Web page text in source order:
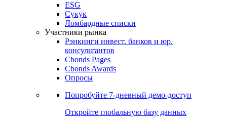
ESG
Сукук
Ломбардные списки
Участники рынка
Рэнкинги инвест. банков и юр.
консультантов
Cbonds Pages
Cbonds Awards
Опросы
Попробуйте 7-дневный демо-доступ
Откройте глобальную базу данных